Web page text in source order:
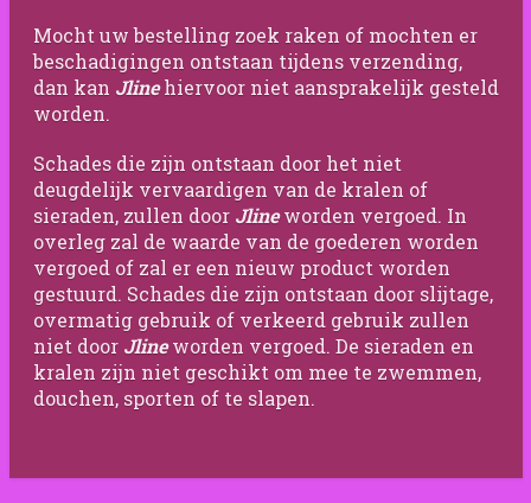
Mocht uw bestelling zoek raken of mochten er
beschadigingen ontstaan tijdens verzending,
dan kan Jlinehiervoor niet aansprakelijk gesteld
worden.
Schades die zijn ontstaan door het niet
deugdelijk vervaardigen van de kralen of
sieraden, zullen door Jlineworden vergoed. In
overleg zal de waarde van de goederen worden
vergoed of zal er een nieuw product worden
gestuurd. Schades die zijn ontstaan door slijtage,
overmatig gebruik of verkeerd gebruik zullen
niet door Jlineworden vergoed. De sieraden en
kralen zijn niet geschikt om mee te zwemmen,
douchen, sporten of te slapen.